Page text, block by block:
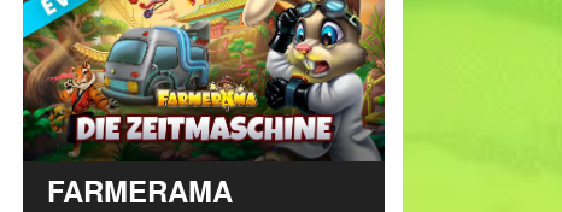
FARMERAMA